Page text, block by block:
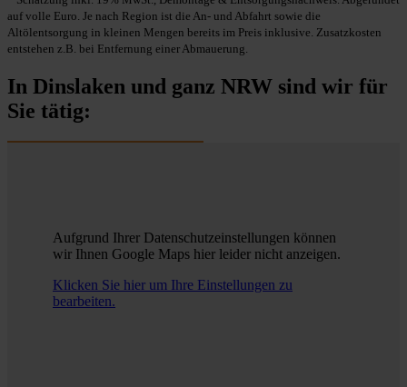
auf volle Euro. Je nach Region ist die An- und Abfahrt sowie die
Altölentsorgung in kleinen Mengen bereits im Preis inklusive. Zusatzkosten
entstehen z.B. bei Entfernung einer Abmauerung.
In Dinslaken und ganz NRW sind wir für
Sie tätig:
Aufgrund Ihrer Datenschutzeinstellungen können
wir Ihnen Google Maps hier leider nicht anzeigen.
Klicken Sie hier um Ihre Einstellungen zu
bearbeiten.